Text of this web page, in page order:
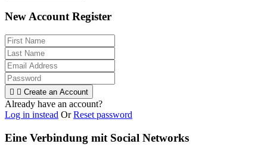
New Account Register
  Create an Account
Already have an account?
Log in instead OrReset password
Eine Verbindung mit Social Networks